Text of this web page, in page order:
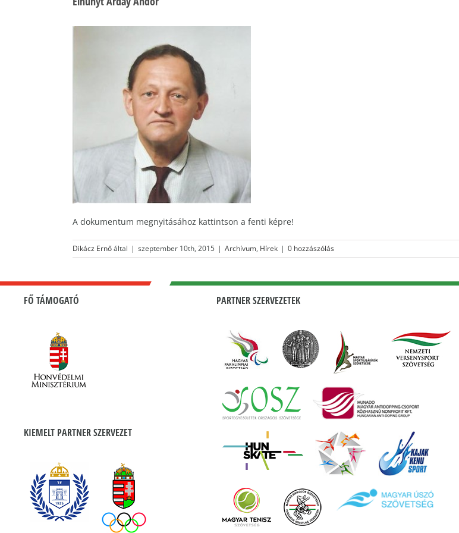
A dokumentum megnyitásához kattintson a fenti képre!
Dikácz Ernőáltal | szeptember 10th, 2015 | Archívum, Hírek | 0 hozzászólás
FŐ TÁMOGATÓ
KIEMELT PARTNER SZERVEZET
PARTNER SZERVEZETEK